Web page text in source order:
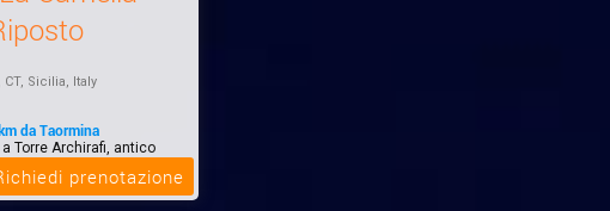
, CT, Sicilia, Italy
da Taormina
Torre Archirafi, antico
si affaccia sullo s...
prenotazione